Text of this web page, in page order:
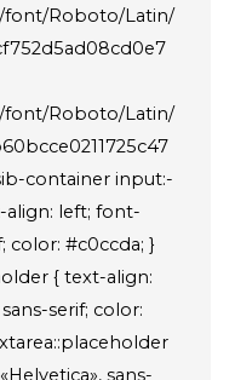
font/Roboto/Latin/
font/Roboto/Latin/
container input:-
left; font-
color: #c0ccda; }
{ text-align:
serif; color:
sans-